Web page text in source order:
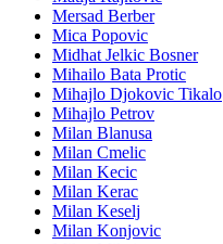
Mersad Berber
Mica Popovic
Midhat Jelkic Bosner
Mihailo Bata Protic
Mihajlo Djokovic Tikalo
Mihajlo Petrov
Milan Blanusa
Milan Cmelic
Milan Kecic
Milan Kerac
Milan Keselj
Milan Konjovic